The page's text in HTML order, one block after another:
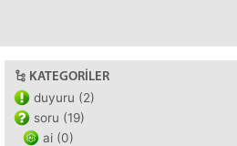
KATEGORILER
duyuru (2)
soru (19)
ai (0)